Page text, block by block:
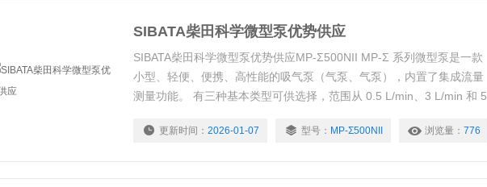
SIBATA柴田科学微型泵优势供应
SIBATA柴田科学微型泵优势供应MP-Σ500NII MP-Σ 系列微型泵是一款
小型、轻便、便携、高性能的吸气泵（气泵、气泵），内置了集成流量
测量功能。 有三种基本类型可供选择，范围从 0.5 L/min、3 L/min 和 5
更新时间： 2026-01-07 型号： MP-Σ500NII 浏览量： 776